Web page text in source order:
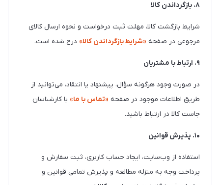
۸. بازگرداندن کالا
شرایط بازگشت کالا، مهلت ثبت درخواست و نحوه ارسال کالای
مرجوعی در صفحه «شرایط بازگرداندن کالا» درج شده است.
۹. ارتباط با مشتریان
در صورت وجود هرگونه سؤال، پیشنهاد یا انتقاد، می‌توانید از
طریق اطلاعات موجود در صفحه «تماس با ما» با کارشناسان
جاست کالا در ارتباط باشید.
۱۰. پذیرش قوانین
استفاده از وب‌سایت، ایجاد حساب کاربری، ثبت سفارش و
پرداخت وجه به منزله مطالعه و پذیرش تمامی قوانین و